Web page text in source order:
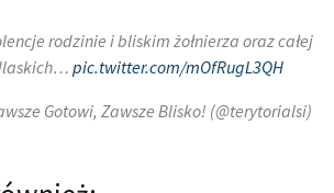
rodzinie i bliskim żołnierza oraz całej
pic.twitter.com/mOfRugL3QH
Gotowi, Zawsze Blisko! (@terytorialsi)